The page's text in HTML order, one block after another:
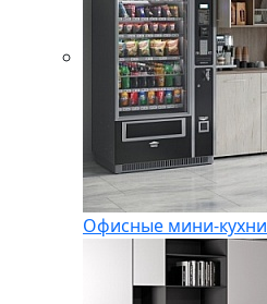
Офисные мини-кухни